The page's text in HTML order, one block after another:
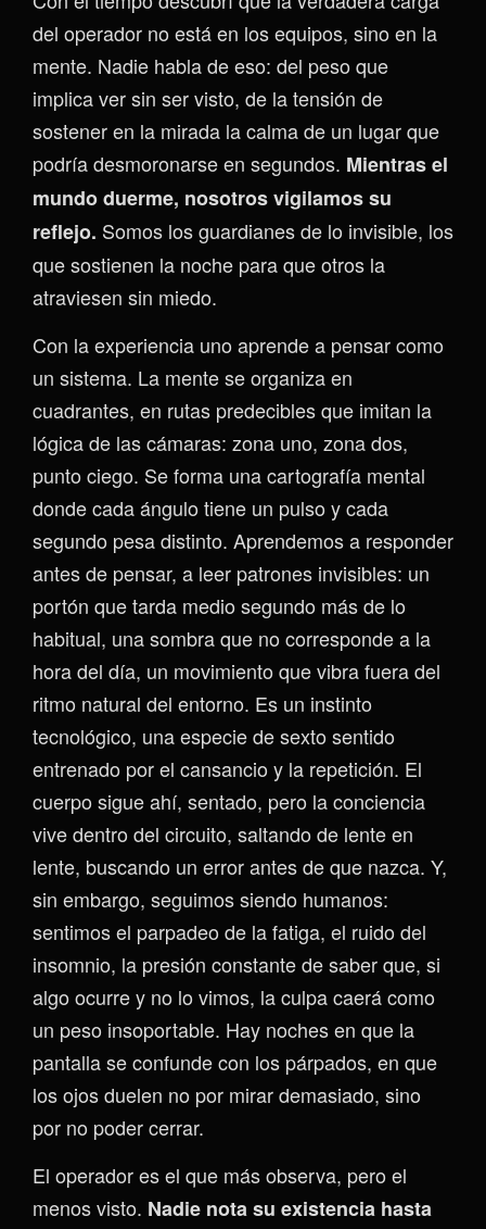
del operador no está en los equipos, sino en la
mente. Nadie habla de eso: del peso que
implica ver sin ser visto, de la tensión de
sostener en la mirada la calma de un lugar que
podría desmoronarse en segundos. Mientras el
mundo duerme, nosotros vigilamos su
reflejo. Somos los guardianes de lo invisible, los
que sostienen la noche para que otros la
atraviesen sin miedo.
Con la experiencia uno aprende a pensar como
un sistema. La mente se organiza en
cuadrantes, en rutas predecibles que imitan la
lógica de las cámaras: zona uno, zona dos,
punto ciego. Se forma una cartografía mental
donde cada ángulo tiene un pulso y cada
segundo pesa distinto. Aprendemos a responder
antes de pensar, a leer patrones invisibles: un
portón que tarda medio segundo más de lo
habitual, una sombra que no corresponde a la
hora del día, un movimiento que vibra fuera del
ritmo natural del entorno. Es un instinto
tecnológico, una especie de sexto sentido
entrenado por el cansancio y la repetición. El
cuerpo sigue ahí, sentado, pero la conciencia
vive dentro del circuito, saltando de lente en
lente, buscando un error antes de que nazca. Y,
sin embargo, seguimos siendo humanos:
sentimos el parpadeo de la fatiga, el ruido del
insomnio, la presión constante de saber que, si
algo ocurre y no lo vimos, la culpa caerá como
un peso insoportable. Hay noches en que la
pantalla se confunde con los párpados, en que
los ojos duelen no por mirar demasiado, sino
por no poder cerrar.
El operador es el que más observa, pero el
menos visto. Nadie nota su existencia hasta